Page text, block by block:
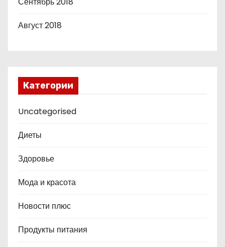
Август 2018
Категории
Uncategorised
Диеты
Здоровье
Мода и красота
Новости плюс
Продукты питания